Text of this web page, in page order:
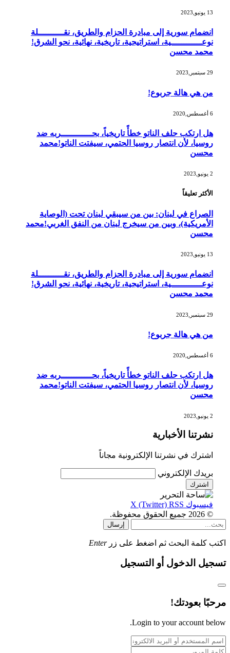
13 يونيو,2023
انضمام سورية إلى مبادرة الحزام والطريق، نقــــــــــلة
نوعــــــــــــية، استراتيجية، تاريخية، نهائية، نحو الشرق!
محمد محسن
29 سبتمبر,2023
من هي هالة جربوع!
هل ارتكب حلف الناتو خطأً تاريخياً، بحــــــــــــربه ضد
روسيا، لأن انتصار روسيا الحتمي، سيفتت الناتو!محمد
محسن
الأكثر تعليقاً
الصراع في لبنان: بين من سيبقي لبنان تحت (الوصاية
الأمريكية)، وبين من سيخرج لبنان من النفق الغربي!محمد
محسن
13 يونيو,2023
انضمام سورية إلى مبادرة الحزام والطريق، نقــــــــــلة
نوعــــــــــــية، استراتيجية، تاريخية، نهائية، نحو الشرق!
محمد محسن
29 سبتمبر,2023
من هي هالة جربوع!
هل ارتكب حلف الناتو خطأً تاريخياً، بحــــــــــــربه ضد
روسيا، لأن انتصار روسيا الحتمي، سيفتت الناتو!محمد
محسن
نشرتنا الأخبارية
اشترك في نشرتنا الإلكترونية مجاناً
بريدك الإلكتروني
فيسبوك X (Twitter) RSS
© 2026 جميع الحقوق محفوظة.
إرسال
اكتب كلمة البحث ثم اضغط على زر Enter
تسجيل الدخول أو التسجيل
مرحبًا بعودتك!
Login to your account below.